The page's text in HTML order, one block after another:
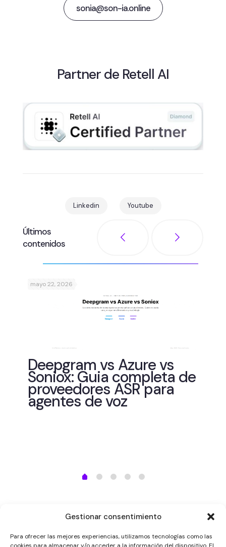
Gestionar consentimiento
Para ofrecer las mejores experiencias, utilizamos tecnologías como las
sonia@son-ia.online
Partner de Retell AI
Linkedin Youtube
Últimos
contenidos
mayo 22, 2026
Deepgram vs Azure vs
Soniox: Guia completa de
proveedores ASR para
agentes de voz